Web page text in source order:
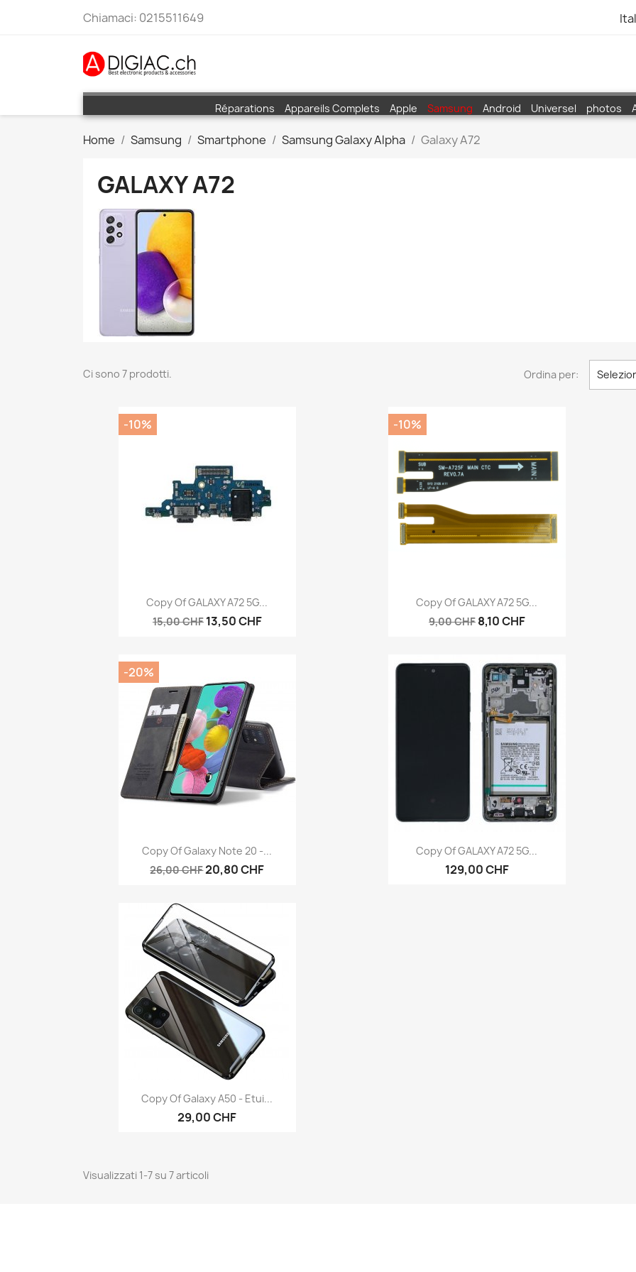
Chiamaci: 0215511649
Réparations Appareils Complets Apple Samsung Android Universel photos
Home Samsung Smartphone Samsung Galaxy Alpha Galaxy A72
GALAXY A72
Ci sono 7 prodotti. Ordina per:
Anteprima
Copy Of GALAXY A72 5G...
15,00 CHF 13,50 CHF
-10%
Anteprima
Copy Of GALAXY A72 5G...
9,00 CHF 8,10 CHF
-10%
Anteprima
Copy Of Galaxy Note 20 -...
26,00 CHF20,80 CHF
-20%
Anteprima
Copy Of GALAXY A72 5G...
129,00 CHF
Anteprima
Copy Of Galaxy A50 - Etui...
29,00 CHF
Visualizzati 1-7 su 7 articoli